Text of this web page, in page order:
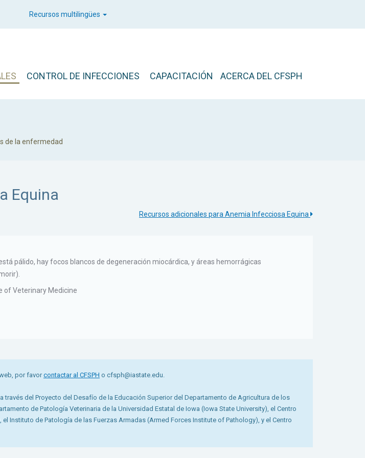
Recursos multilingües
CONTROL DE INFECCIONES CAPACITACIÓN ACERCA DEL CFSPH
de la enfermedad
Equina
Recursos adicionales para Anemia Infecciosa Equina
pálido, hay focos blancos de degeneración miocárdica, y áreas hemorrágicas
of Veterinary Medicine
por favorcontactar al CFSPH o cfsph@iastate.edu.
del Proyecto del Desafío de la Educación Superior del Departamento de Agricultura de los
de Patología Veterinaria de la Universidad Estatal de Iowa (Iowa State University), el Centro
Instituto de Patología de las Fuerzas Armadas (Armed Forces Institute of Pathology), y el Centro